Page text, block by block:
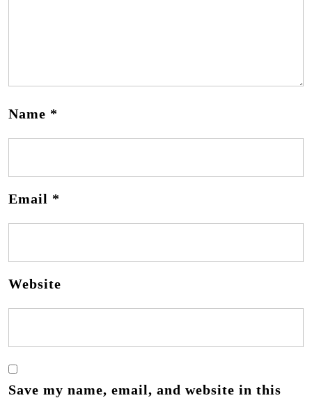
Name *
Email *
Website
Save my name, email, and website in this